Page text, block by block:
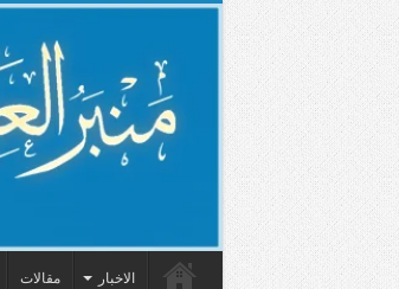
الاخبار مقالات